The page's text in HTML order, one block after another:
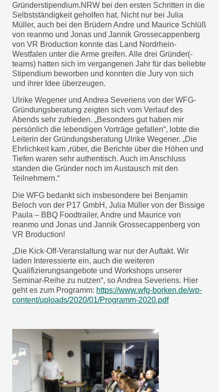
Gründerstipendium.NRW bei den ersten Schritten in die
Selbstständigkeit geholfen hat. Nicht nur bei Julia
Müller, auch bei den Brüdern Andre und Maurice Schlüß
von reanmo und Jonas und Jannik Grossecappenberg
von VR Broduction konnte das Land Nordrhein-
Westfalen unter die Arme greifen. Alle drei Gründer(-
teams) hatten sich im vergangenen Jahr für das beliebte
Stipendium beworben und konnten die Jury von sich
und ihrer Idee überzeugen.
Ulrike Wegener und Andrea Severiens von der WFG-
Gründungsberatung zeigten sich vom Verlauf des
Abends sehr zufrieden. „Besonders gut haben mir
persönlich die lebendigen Vorträge gefallen“, lobte die
Leiterin der Gründungsberatung Ulrike Wegener. „Die
Ehrlichkeit kam ‚rüber, die Berichte über die Höhen und
Tiefen waren sehr authentisch. Auch im Anschluss
standen die Gründer noch im Austausch mit den
Teilnehmern.“
Die WFG bedankt sich insbesondere bei Benjamin
Beloch von der P17 GmbH, Julia Müller von der Bissige
Paula – BBQ Foodtrailer, Andre und Maurice von
reanmo und Jonas und Jannik Grossecappenberg von
VR Broduction!
„Die Kick-Off-Veranstaltung war nur der Auftakt. Wir
laden Interessierte ein, auch die weiteren
Qualifizierungsangebote und Workshops unserer
Seminar-Reihe zu nutzen“, so Andrea Severiens. Hier
geht es zum Programm: https://www.wfg-borken.de/wp-
content/uploads/2020/01/Programm-2020.pdf